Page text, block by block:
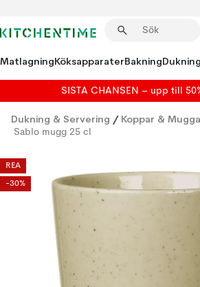
MatlagningKöksapparaterBakning
SISTA CHANSEN – upp till
Dukning & Servering / Koppar &
Sablo mugg 25 cl
REA
-30%